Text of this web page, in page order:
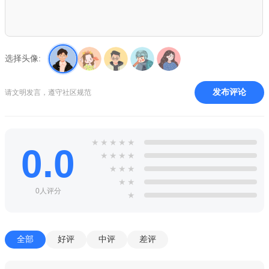
选择头像:
请文明发言，遵守社区规范 发布评论
0.0
0人评分
★ ★ ★ ★ ★
★ ★ ★ ★
★ ★ ★
★ ★
★
全部 好评 中评 差评